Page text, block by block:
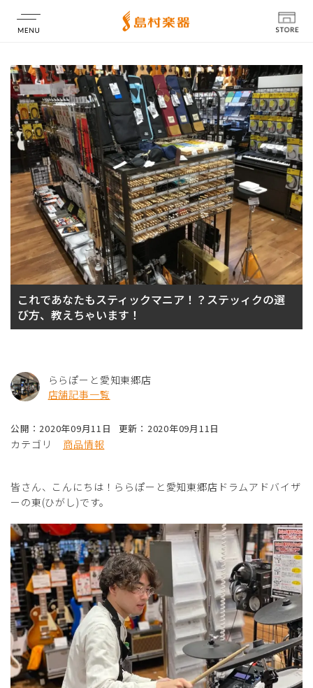
店舗情報
これであなたもスティックマニア！？ステッィクの選
び方、教えちゃいます！
ららぽーと愛知東郷店
店舗記事一覧
公開：2020年09月11日 更新：2020年09月11日
カテゴリ 商品情報
皆さん、こんにちは！ららぽーと愛知東郷店ドラムアドバイザ
ーの東(ひがし)です。